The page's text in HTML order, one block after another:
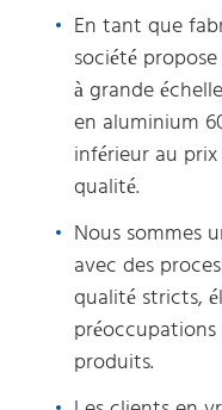
En tant que
société
à grande
en aluminium
inférieur au
qualité.
Nous sommes
avec des
qualité stricts,
produits.